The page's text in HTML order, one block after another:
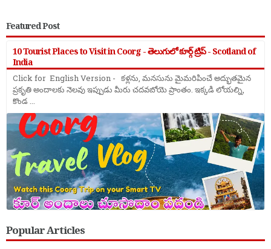
Featured Post
10 Tourist Places to Visit in Coorg - తెలుగులో కూర్గ్ ట్రిప్ - Scotland of
India
Click for English Version - కళ్లను, మనసును మైమరిపించే అద్భుతమైన
ప్రకృతి అందాలకు నెలవు ఇప్పుడు మీరు చదవబోయె ప్రాంతం. ఇక్కడి లోయల్ని,
కొండ ...
Popular Articles